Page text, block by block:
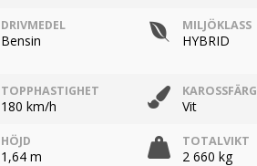
DRIVMEDEL
Bensin
MILJÖKLASS
HYBRID
TOPPHASTIGHET
180 km/h
KAROSSFÄRG
Vit
HÖJD
1,64 m
TOTALVIKT
2 660 kg